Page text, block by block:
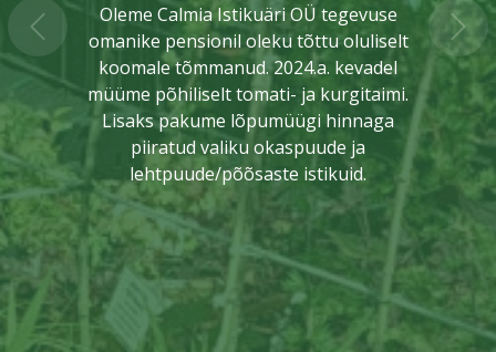
Oleme Calmia Istikuäri OÜ tegevuse
omanike pensionil oleku tõttu oluliselt
koomale tõmmanud. 2024.a. kevadel
müüme põhiliselt tomati- ja kurgitaimi.
Lisaks pakume lõpumüügi hinnaga
piiratud valiku okaspuude ja
lehtpuude/põõsaste istikuid.